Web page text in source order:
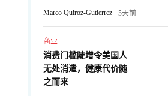
Marco Quiroz-Gutierrez 5天前
商业
消费门槛陡增令美国人
无处消遣，健康代价随
之而来